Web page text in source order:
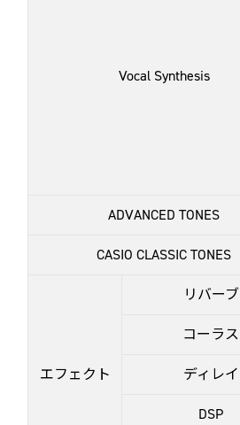
Vocal Synthesis
ADVANCED TONES
CASIO CLASSIC TONES
エフェクト
リバーブ
コーラス
ディレイ
DSP